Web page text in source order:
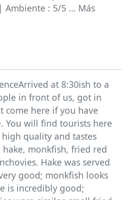
Ambiente : 5/5 … Más
at 8:30ish to a
in front of us, got in
come here if you have
You will find tourists here
quality and tastes
monkfish, fried red
Hake was served
good; monkfish looks
is incredibly good;